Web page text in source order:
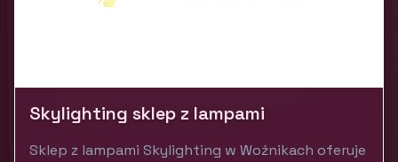
Skylighting sklep z lampami
Sklep z lampami Skylighting w Woźnikach oferuje